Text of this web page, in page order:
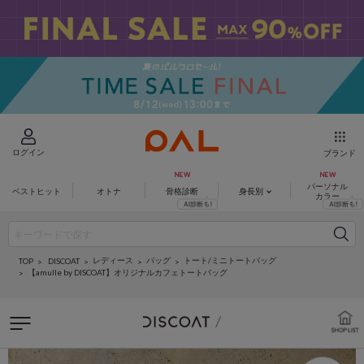
ログイン ブランド
ベストヒット オトナ 骨格診断 身長別
パーソナル
カラー
TOP DISCOAT レディース バッグ
トート/ミニトートバッグ
【amulle by DISCOAT】オリジナルカフェトートバッグ